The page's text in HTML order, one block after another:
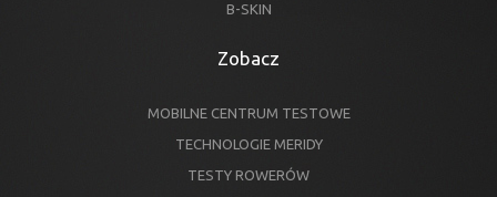
B-SKIN
Zobacz
MOBILNE CENTRUM TESTOWE
TECHNOLOGIE MERIDY
TESTY ROWERÓW